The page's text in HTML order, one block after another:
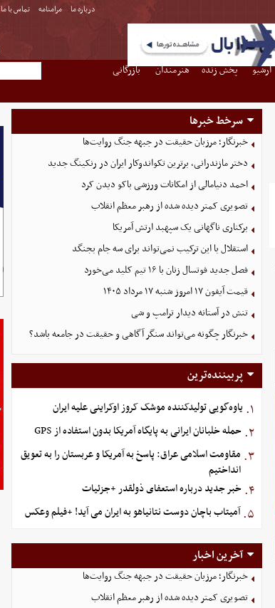
درباره ما مرامنامه تماس با ما
آرشیو پخش زنده هنرمندان
بازرگانی
سرخط خبرها
خبرنگار؛ مرزبان حقیقت در جبهه جنگ روایت‌ها
دختر مازندرانی، برترین تکواندوکار ایران در رنکینگ جدید
احمد دنیامالی از امکانات ورزشی باکو دیدن کرد
تصویری کمتر دیده شده از رهبر معظم انقلاب
برکناری ناگهانی یک سپهبد ارتش آمریکا
استقلال با این ترکیب نمی‌تواند برای سه جام بجنگد
فصل جدید فوتسال زنان با ۱۶ تیم کلید می‌خورد
قیمت آیفون ۱۷ امروز شنبه ۱۷ مرداد ۱۴۰۵
تنش در آستانه دیدار ترامپ و شی
خبرنگار چگونه می‌تواند سنگر آگاهی و حقیقت در جامعه باشد؟
پربیننده‌ترین
۱. یاوه‌گویی تولیدکننده موشک کروز اوکراینی علیه ایران
۲. حمله خلبانان ایرانی به پایگاه آمریکا بدون استفاده از GPS
۳. مقاومت اسلامی عراق: پاسخ به آمریکا و عربستان را به تعویق
انداختیم
۴. خبر جدید درباره استعفای ذولقدر +جزئیات
۵. آمیتاب باچان دوست نتانیاهو به ایران می آید! +فیلم وعکس
آخرین اخبار
خبرنگار؛ مرزبان حقیقت در جبهه جنگ روایت‌ها
تصویری کمتر دیده شده از رهبر معظم انقلاب